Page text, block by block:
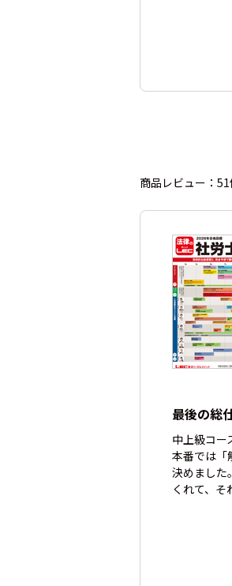
商品レビュー：51
最後の総
中上級コー
本番では「
決めました
くれて、